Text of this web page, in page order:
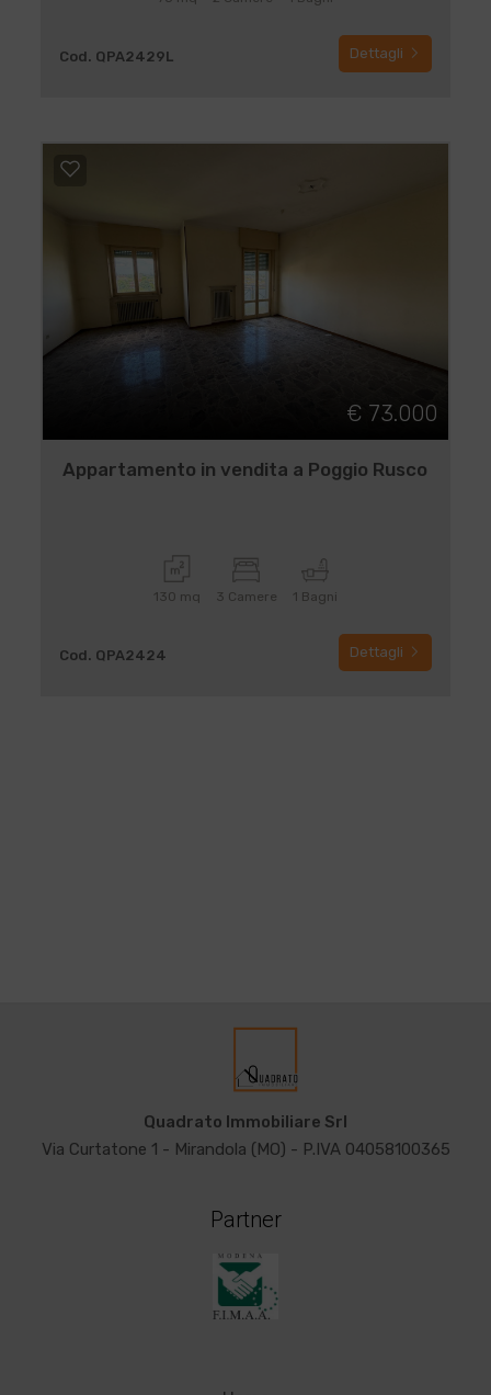
Cod. QPA2429L Dettagli
€ 73.000
Appartamento in vendita a Poggio Rusco
130 mq 3 Camere 1 Bagni
Cod. QPA2424 Dettagli
Quadrato Immobiliare Srl
Via Curtatone 1 - Mirandola (MO) - P.IVA 04058100365
Partner